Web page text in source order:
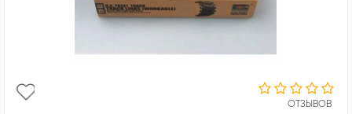
ОТЗЫВОВ